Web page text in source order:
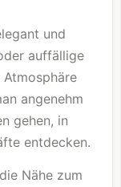
und
auffällige
angenehm
gehen, in
entdecken.
Nähe zum